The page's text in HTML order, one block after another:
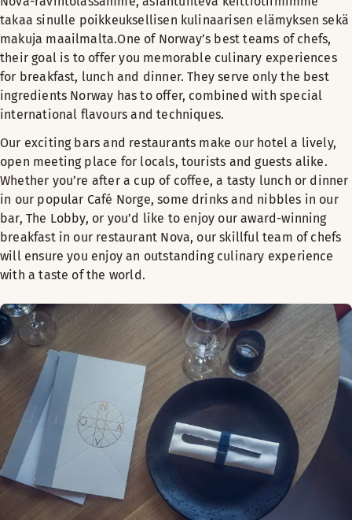
takaa sinulle poikkeuksellisen kulinaarisen elämyksen sekä
makuja maailmalta.One of Norway’s best teams of chefs,
their goal is to offer you memorable culinary experiences
for breakfast, lunch and dinner. They serve only the best
ingredients Norway has to offer, combined with special
international flavours and techniques.
Our exciting bars and restaurants make our hotel a lively,
open meeting place for locals, tourists and guests alike.
Whether you’re after a cup of coffee, a tasty lunch or dinner
in our popular Café Norge, some drinks and nibbles in our
bar, The Lobby, or you’d like to enjoy our award-winning
breakfast in our restaurant Nova, our skillful team of chefs
will ensure you enjoy an outstanding culinary experience
with a taste of the world.